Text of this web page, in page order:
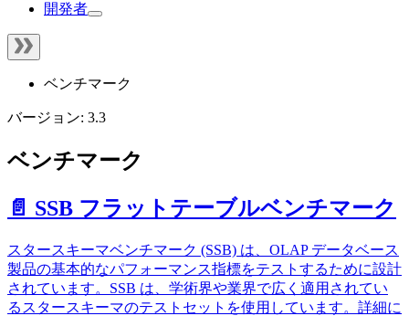
開発者
ベンチマーク
バージョン: 3.3
ベンチマーク
📄️ SSB フラットテーブルベンチマーク
スタースキーマベンチマーク (SSB) は、OLAP データベース
製品の基本的なパフォーマンス指標をテストするために設計
されています。SSB は、学術界や業界で広く適用されてい
るスタースキーマのテストセットを使用しています。詳細に